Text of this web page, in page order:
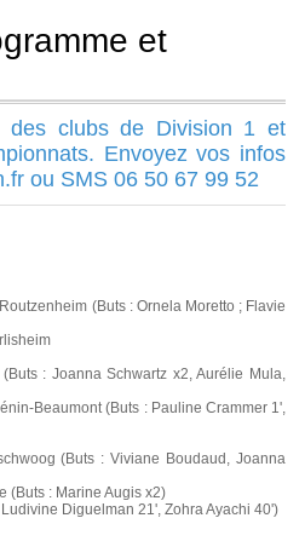
et
des clubs de Division 1 et
Envoyez vos infos
ou SMS 06 50 67 99 52
(Buts : Ornela Moretto ; Flavie
: Joanna Schwartz x2, Aurélie Mula,
Beaumont (Buts : Pauline Crammer 1',
(Buts : Viviane Boudaud, Joanna
(Buts : Marine Augis x2)
Ludivine Diguelman 21', Zohra Ayachi 40')